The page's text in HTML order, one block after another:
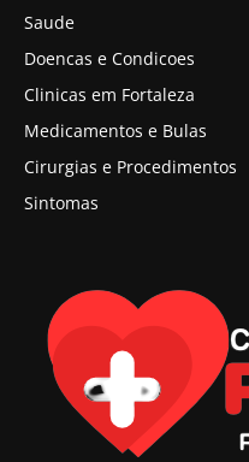
Saude
Doencas e Condicoes
Clinicas em Fortaleza
Medicamentos e Bulas
Cirurgias e Procedimentos
Sintomas